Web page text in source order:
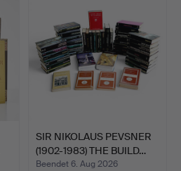
SIR NIKOLAUS PEVSNER
(1902-1983) THE BUILD…
Beendet 6. Aug 2026